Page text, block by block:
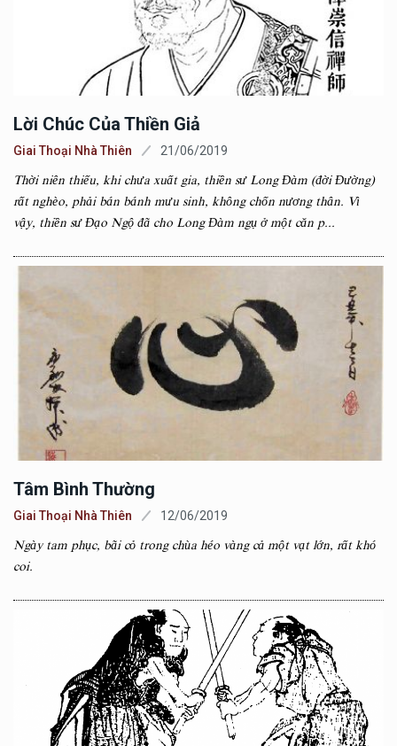
Lời Chúc Của Thiền Giả
Giai Thoại Nhà Thiên 21/06/2019
Thời niên thiếu, khi chưa xuất gia, thiền sư Long Đàm (đời Đường)
rất nghèo, phải bán bánh mưu sinh, không chốn nương thân. Vì
vậy, thiền sư Đạo Ngộ đã cho Long Đàm ngụ ở một căn p...
Tâm Bình Thường
Giai Thoại Nhà Thiên 12/06/2019
Ngày tam phục, bãi cỏ trong chùa héo vàng cả một vạt lớn, rất khó
coi.